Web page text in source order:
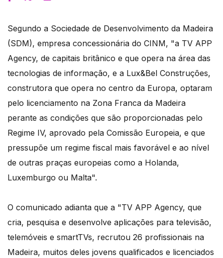
Segundo a Sociedade de Desenvolvimento da Madeira
(SDM), empresa concessionária do CINM, "a TV APP
Agency, de capitais britânico e que opera na área das
tecnologias de informação, e a Lux&Bel Construções,
construtora que opera no centro da Europa, optaram
pelo licenciamento na Zona Franca da Madeira
perante as condições que são proporcionadas pelo
Regime IV, aprovado pela Comissão Europeia, e que
pressupõe um regime fiscal mais favorável e ao nível
de outras praças europeias como a Holanda,
Luxemburgo ou Malta".
O comunicado adianta que a "TV APP Agency, que
cria, pesquisa e desenvolve aplicações para televisão,
telemóveis e smartTVs, recrutou 26 profissionais na
Madeira, muitos deles jovens qualificados e licenciados